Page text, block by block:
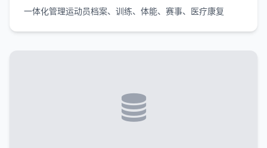
一体化管理运动员档案、训练、体能、赛事、医疗康复